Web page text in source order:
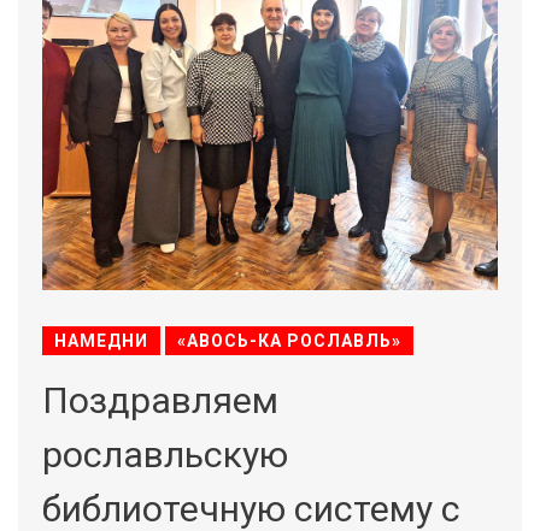
НАМЕДНИ «АВОСЬ-КА РОСЛАВЛЬ»
Поздравляем
рославльскую
библиотечную систему с